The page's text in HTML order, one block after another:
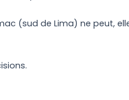
(sud de Lima) ne peut,